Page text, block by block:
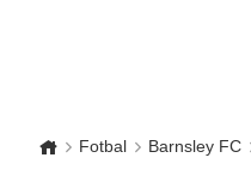
Fotbal Barnsley FC